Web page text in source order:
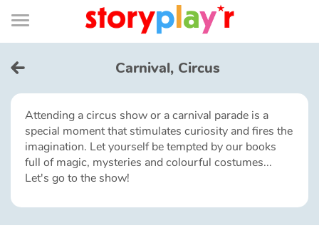
Connexion
Bibliothèque
de
page
Menu
Log in
Try for free
Library
Awards
Carnival, Circus
Attending a circus show or a carnival parade is a
special moment that stimulates curiosity and fires the
imagination. Let yourself be tempted by our books
full of magic, mysteries and colourful costumes...
Let's go to the show!